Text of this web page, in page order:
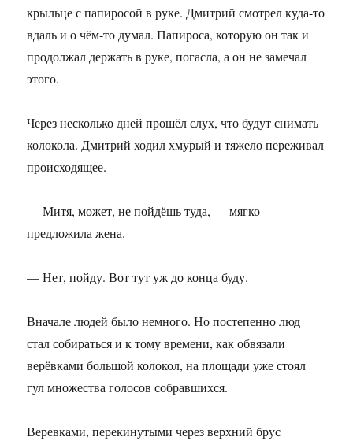
крыльце с папиросой в руке. Дмитрий смотрел куда-то
вдаль и о чём-то думал. Папироса, которую он так и
продолжал держать в руке, погасла, а он не замечал
этого.
Через несколько дней прошёл слух, что будут снимать
колокола. Дмитрий ходил хмурый и тяжело переживал
происходящее.
— Митя, может, не пойдёшь туда, — мягко
предложила жена.
— Нет, пойду. Вот тут уж до конца буду.
Вначале людей было немного. Но постепенно люд
стал собираться и к тому времени, как обвязали
верёвками большой колокол, на площади уже стоял
гул множества голосов собравшихся.
Веревками, перекинутыми через верхний брус